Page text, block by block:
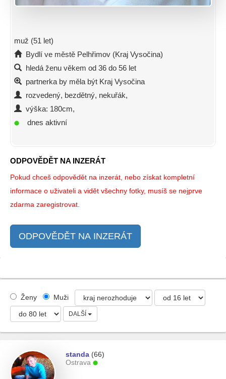
muž (51 let)
Bydlí ve městě Pelhřimov (Kraj Vysočina)
hledá ženu věkem od 36 do 56 let
partnerka by měla být Kraj Vysočina
rozvedený, bezdětný, nekuřák,
výška: 180cm,
dnes aktivní
ODPOVĚDĚT NA INZERÁT
Pokud chceš odpovědět na inzerát, nebo získat kompletní
informace o uživateli a vidět všechny fotky, musíš se nejprve
zdarma zaregistrovat.
ODPOVĚDĚT NA INZERÁT
Ženy Muži
DALŠÍ
standa (66)
Ostrava